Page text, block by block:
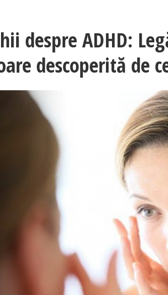
despre ADHD:
descoperită de